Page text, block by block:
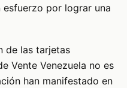
por lograr una
de las tarjetas
Vente Venezuela no es
han manifestado en